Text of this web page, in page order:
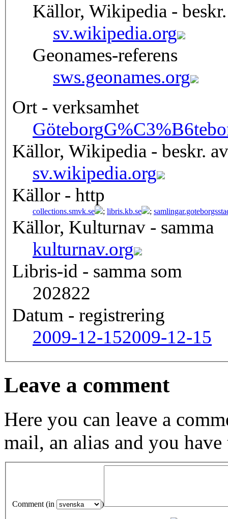
Källor, Wikipedia -
sv.wikipedia.org
Geonames-referens
sws.geonames.org
Ort - verksamhet
Göteborg
Källor, Wikipedia - beskr. av
sv.wikipedia.org
Källor - http
collections.smvk.se ; libris.kb.se ;
Källor, Kulturnav - samma
kulturnav.org
Libris-id - samma som
202822
Datum - registrering
2009-12-152009-12-15
Leave a comment
Here you can leave a
mail, an alias and you have
Comment (in )